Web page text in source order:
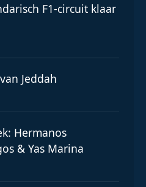
F1-circuit klaar
Jeddah
Hermanos
& Yas Marina